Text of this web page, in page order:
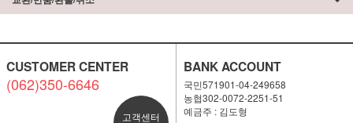
CUSTOMER CENTER
(062)350-6646
고객센터
BANK ACCOUNT
국민571901-04-249658
농협302-0072-2251-51
예금주 : 김도형